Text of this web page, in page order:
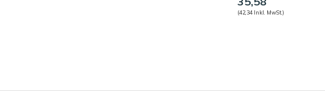
(42,34 Inkl. MwSt.)